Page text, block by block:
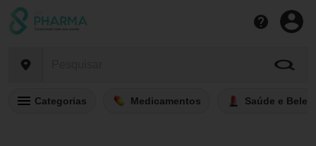
Categorias Medicamentos Saúde e